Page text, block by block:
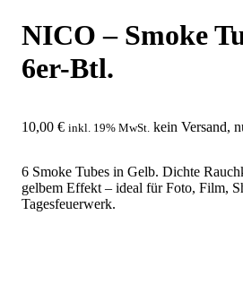
NICO – Smoke
6er-Btl.
10,00 € inkl. 19% MwSt. kein Versand,
6 Smoke Tubes in Gelb. Dichte
gelbem Effekt – ideal für Foto, Film,
Tagesfeuerwerk.